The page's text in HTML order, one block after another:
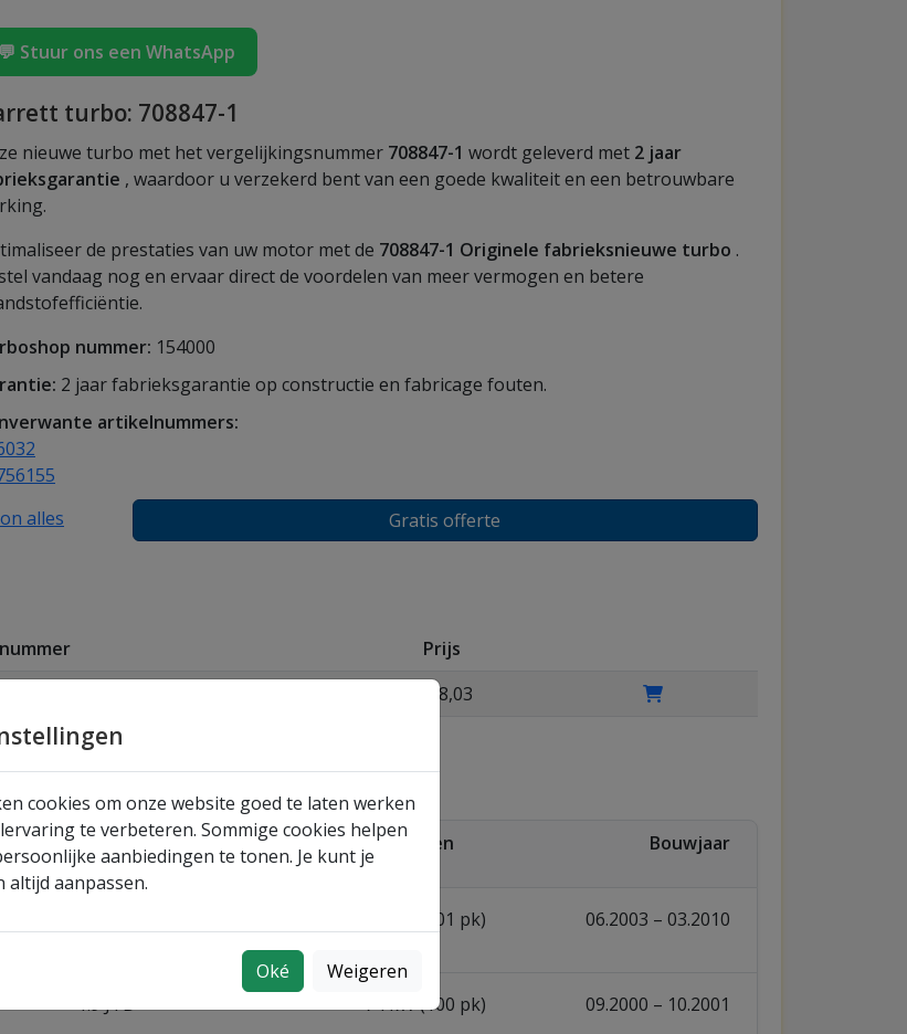
cookies om onze website goed te laten werken
te verbeteren. Sommige cookies helpen
aanbiedingen te tonen. Je kunt je
aanpassen.
Oké Weigeren
💬 Stuur ons een WhatsApp
turbo: 708847-1
nieuwe turbo met het vergelijkingsnummer 708847-1 wordt geleverd met 2 jaar
, waardoor u verzekerd bent van een goede kwaliteit en een betrouwbare
de prestaties van uw motor met de 708847-1 Originele fabrieksnieuwe turbo .
vandaag nog en ervaar direct de voordelen van meer vermogen en betere
nummer: 154000
2 jaar fabrieksgarantie op constructie en fabricage fouten.
artikelnummers:
alles
Gratis offerte
Prijs
€ 8,03
Uitvoering Vermogen Bouwjaar
74 kW (101 pk) 06.2003 – 03.2010
1.9 JTD 74 kW (100 pk) 09.2000 – 10.2001